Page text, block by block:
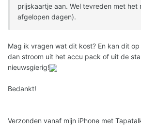
prijskaartje aan. Wel tevreden met
afgelopen dagen).
Mag ik vragen wat dit kost? En kan dit op
dan stroom uit het accu pack of uit de
nieuwsgierig!
Bedankt!
Verzonden vanaf mijn iPhone met